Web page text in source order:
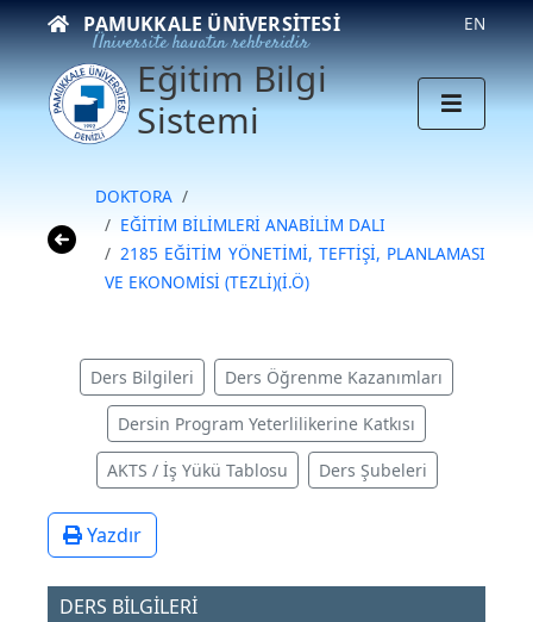
PAMUKKALE ÜNIVERSITESI
Üniversite hayatın rehberidir
EN
Eğitim Bilgi
Sistemi
DOKTORA
EĞİTİM BİLİMLERİ ANABİLİM DALI
2185 EĞİTİM YÖNETİMİ, TEFTİŞİ, PLANLAMASI
VE EKONOMİSİ (TEZLİ)(İ.Ö)
Ders Bilgileri Ders Öğrenme Kazanımları
Dersin Program Yeterlilikerine Katkısı
AKTS / İş Yükü Tablosu Ders Şubeleri
Yazdır
DERS BİLGİLERİ